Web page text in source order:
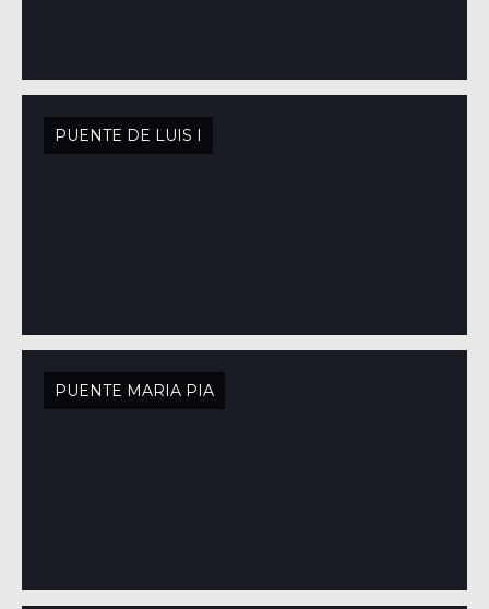
PUENTE DE LUIS I
PUENTE MARIA PIA